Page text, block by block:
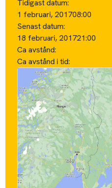
Tidigast datum:
1 februari, 201708:00
Senast datum:
18 februari, 201721:00
Ca avstånd:
Ca avstånd i tid: